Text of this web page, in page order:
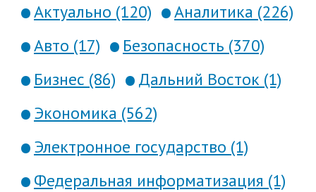
Актуально (120)
Аналитика (226)
Авто (17)
Безопасность (370)
Бизнес (86)
Дальний Восток (1)
Экономика (562)
Электронное государство (1)
Федеральная информатизация (1)